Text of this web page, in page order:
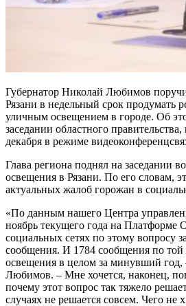
Губернатор Николай Любимов
Рязани в недельный срок продумать
уличным освещением в городе. Об
заседании областного
декабря в режиме
Глава региона поднял на заседании
освещения в Рязани. По его словам,
актуальных жалоб горожан в
«По данным нашего Центра
ноябрь текущего года на Платформе
социальных сетях по этому вопросу
сообщения. И 1784 сообщения по
освещения в целом за минувший год,
Любимов. – Мне хочется, наконец,
почему этот вопрос так тяжело
случаях не решается совсем. Чего не